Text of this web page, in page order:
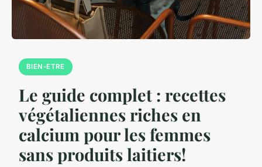
BIEN-ETRE
Le guide complet : recettes
végétaliennes riches en
calcium pour les femmes
sans produits laitiers!